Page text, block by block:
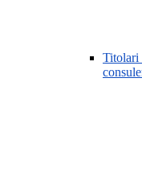
Titolari